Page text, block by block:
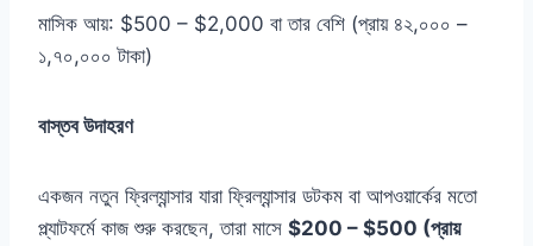
মাসিক আয়: $500 – $2,000 বা তার বেশি (প্রায় ৪২,০০০ –
১,৭০,০০০ টাকা)
বাস্তব উদাহরণ
একজন নতুন ফ্রিল্যান্সার যারা ফ্রিল্যান্সার ডটকম বা আপওয়ার্কের মতো
প্ল্যাটফর্মে কাজ শুরু করছেন, তারা মাসে $200 – $500 (প্রায়